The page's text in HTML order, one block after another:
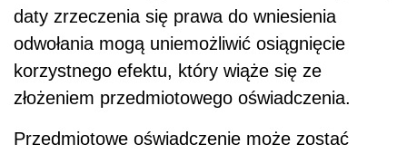
daty zrzeczenia się prawa do wniesienia
odwołania mogą uniemożliwić osiągnięcie
korzystnego efektu, który wiąże się ze
złożeniem przedmiotowego oświadczenia.
Przedmiotowe oświadczenie może zostać